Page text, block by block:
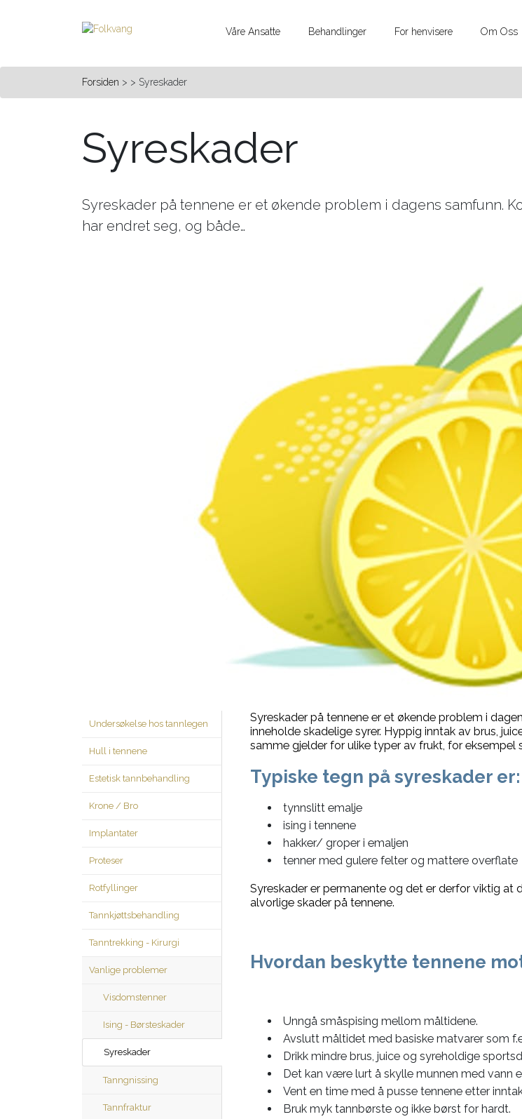
Våre Ansatte Behandlinger For henvisere Om Oss
Forsiden > > Syreskader
Syreskader
Syreskader på tennene er et økende problem i dagens samfunn.
har endret seg, og både…
Undersøkelse hos tannlegen
Hull i tennene
Estetisk tannbehandling
Krone / Bro
Implantater
Proteser
Rotfyllinger
Tannkjøttsbehandling
Tanntrekking - Kirurgi
Vanlige problemer
Visdomstenner
Ising - Børsteskader
Syreskader
Tanngnissing
Tannfraktur
Syreskader på tennene er et økende problem i
inneholde skadelige syrer. Hyppig inntak av brus,
samme gjelder for ulike typer av frukt, for eksempel
Typiske tegn på syreskader er:
tynnslitt emalje
ising i tennene
hakker/ groper i emaljen
tenner med gulere felter og mattere overflate
Syreskader er permanente og det er derfor viktig at
alvorlige skader på tennene.
Hvordan beskytte tennene
Unngå småspising mellom måltidene.
Avslutt måltidet med basiske matvarer som
Drikk mindre brus, juice og syreholdige
Det kan være lurt å skylle munnen med vann
Vent en time med å pusse tennene etter
Bruk myk tannbørste og ikke børst for hardt.